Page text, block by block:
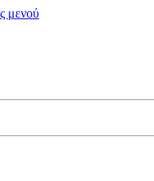
μενού